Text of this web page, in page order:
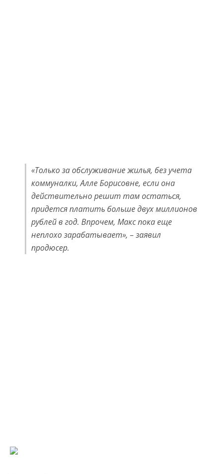
«Только за обслуживание жилья, без учета
коммуналки, Алле Борисовне, если она
действительно решит там остаться,
придется платить больше двух миллионов
рублей в год. Впрочем, Макс пока еще
неплохо зарабатывает», – заявил
продюсер.